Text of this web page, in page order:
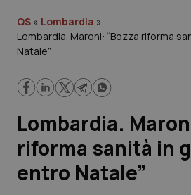
Governo e Parlamento
Regioni e Asl
Lavoro e Professioni
Scienza e Farmaci
Studi e Analisi
QS » Lombardia »
Lombardia. Maroni: “Bozza riforma
Natale”
Lombardia.
riforma sanità in
entro Natale”